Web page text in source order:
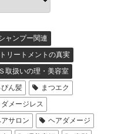
ャンプー関連
リートメントの真実
取扱いの理・美容室
ん髪
まつエク
ダメージレス
アサロン
ヘアダメージ